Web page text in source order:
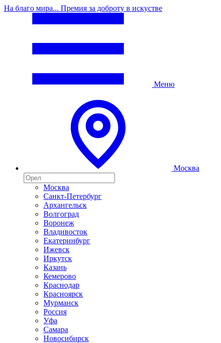
На благо мира... Премия за доброту в искустве
Меню
Москва
Москва
Санкт-Петербург
Архангельск
Волгоград
Воронеж
Владивосток
Екатеринбург
Ижевск
Иркутск
Казань
Кемерово
Краснодар
Красноярск
Мурманск
Россия
Уфа
Самара
Новосибирск